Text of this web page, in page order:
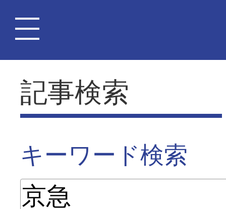
記事検索
キーワード検索